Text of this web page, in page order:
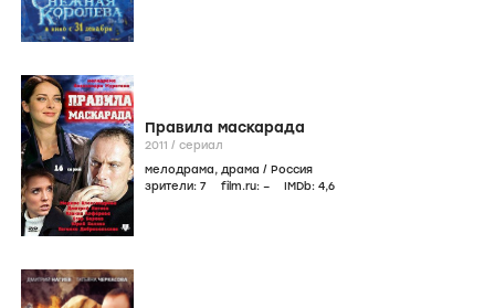
Правила маскарада
2011 / сериал
мелодрама, драма / Россия
зрители: 7 film.ru: – IMDb: 4,6